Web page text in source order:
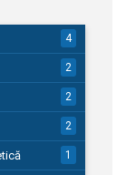
4
2
2
2
1